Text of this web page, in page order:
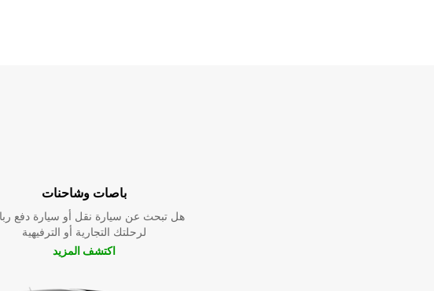
باصات وشاحنات
هل تبحث عن سيارة نقل أو سيارة دفع
لرحلتك التجارية أو الترفيهية
اكتشف المزيد